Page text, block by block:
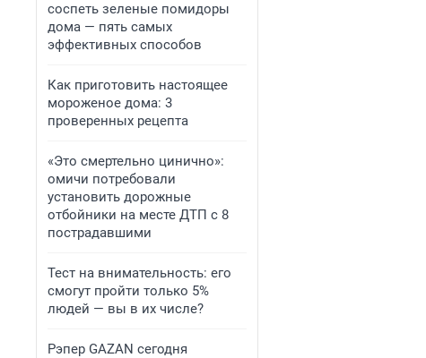
соспеть зеленые помидоры
дома — пять самых
эффективных способов
Как приготовить настоящее
мороженое дома: 3
проверенных рецепта
«Это смертельно цинично»:
омичи потребовали
установить дорожные
отбойники на месте ДТП с 8
пострадавшими
Тест на внимательность: его
смогут пройти только 5%
людей — вы в их числе?
Рэпер GAZAN сегодня